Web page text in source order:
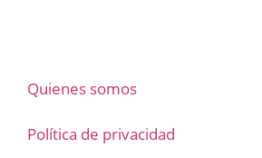
Quienes somos
Política de privacidad